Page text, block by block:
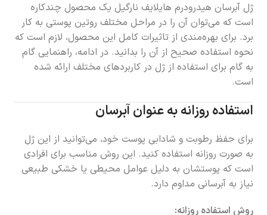
ژل آبرسان هیدرودرم هایلایف نارگیل یک محصول چندکاره
است که می‌توان آن را در مراحل مختلف روتین پوستی به کار
برد. برای بهره‌مندی از تاثیرات کامل این محصول، لازم است که
نحوه استفاده صحیح از آن را بدانید. در ادامه، راهنمایی گام
به گام برای استفاده از ژل در کاربردهای مختلف ارائه شده
است.
استفاده روزانه به عنوان آبرسان
برای حفظ رطوبت و شادابی پوست خود، می‌توانید از این ژل
به صورت روزانه استفاده کنید. این روش مناسب برای افرادی
است که پوستشان به دلیل عوامل محیطی یا خشکی طبیعی
نیاز به آبرسانی مداوم دارد.
روش استفاده روزانه: